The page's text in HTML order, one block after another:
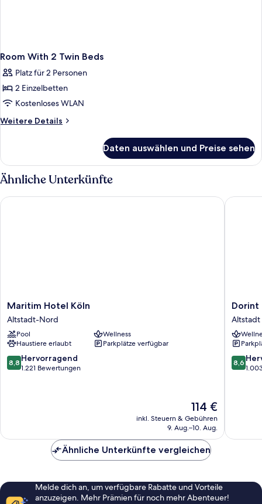
Room With 2 Twin Beds
Platz für 2 Personen
2 Einzelbetten
Kostenloses WLAN
Weitere Details
Weitere
With
2
Twin
Daten auswählen und Preise sehen
Ähnliche Unterkünfte
Maritim
Hotel
Köln
Altstadt-
Nord
Maritim Hotel Köln
Altstadt-Nord
Pool
Wellness
Haustiere erlaubt
Parkplätze verfügbar
8.8
von
8,8 Hervorragend
1.221 Bewertungen
Der
Preis
beträgt
114 €
inkl. Steuern & Gebühren
9. Aug.–10. Aug.
Maritim Hotel Köln
Dorint
Hotel
am
Köln
Altstadt
Köln
Dorint
Altstadt
8.6
von
8,6
Dorint
Ähnliche Unterkünfte vergleichen
Melde dich an, um verfügbare Rabatte und Vorteile
anzuzeigen. Mehr Prämien für noch mehr Abenteuer!